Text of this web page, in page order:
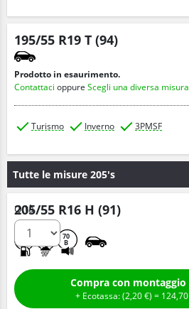
195/55 R19 T (94)
Prodotto in esaurimento.
Contattaci oppure Scegli una diversa misura
Turismo Inverno 3PMSF
Tutte le misure 205's
205/55 R16 H (91)
70
B
Q.tà
+ Ecotassa: (2,20€ ) = 124,70